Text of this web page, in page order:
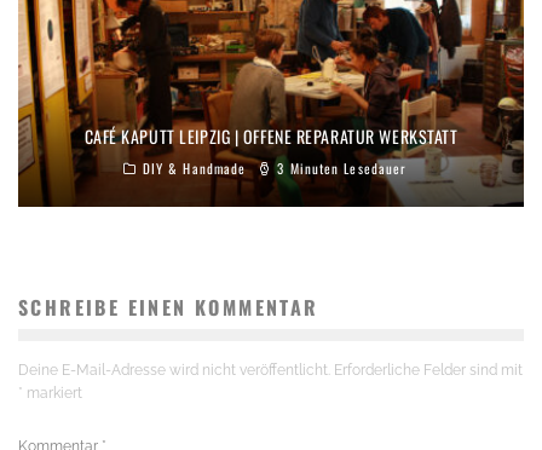
CAFÉ KAPUTT LEIPZIG | OFFENE REPARATUR WERKSTATT
DIY & Handmade 3 Minuten Lesedauer
SCHREIBE EINEN KOMMENTAR
Deine E-Mail-Adresse wird nicht veröffentlicht. Erforderliche Felder sind mit
* markiert
Kommentar *